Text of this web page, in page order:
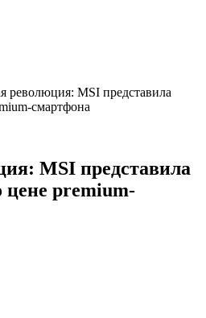
революция: MSI представила
смартфона
MSI представила
цене premium-